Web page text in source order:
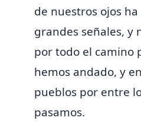
de nuestros ojos
grandes señales, y
por todo el camino
hemos andado, y
pueblos por entre
pasamos.